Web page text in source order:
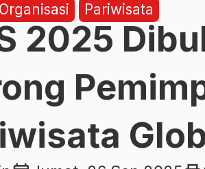
Organisasi Pariwisata
2025